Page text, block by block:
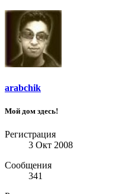
arabchik
Мой дом здесь!
Регистрация
3 Окт 2008
Сообщения
341